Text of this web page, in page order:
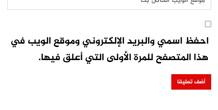
احفظ اسمي والبريد الإلكتروني وموقع الويب في
هذا المتصفح للمرة الأولى التي أعلق فيها.